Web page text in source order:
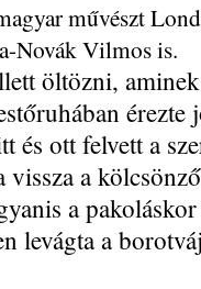
művészt
Novák Vilmos is.
öltözni,
érezte
és ott felvett a
vissza a
a
levágta a